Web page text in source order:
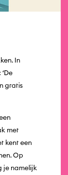
In
gratis
met
kent een
Op
je namelijk